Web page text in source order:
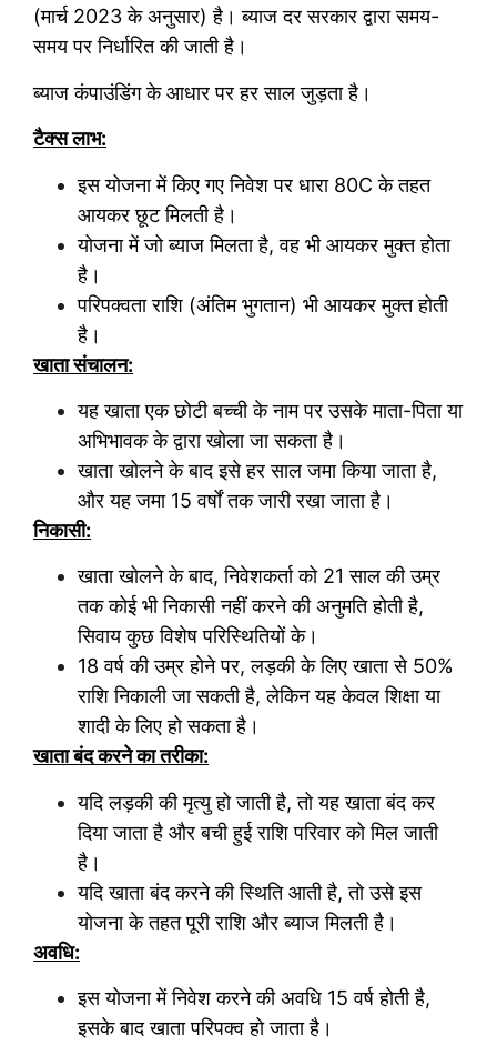
(मार्च 2023 के अनुसार) है। ब्याज दर सरकार द्वारा समय-
समय पर निर्धारित की जाती है।
ब्याज कंपाउंडिंग के आधार पर हर साल जुड़ता है।
टैक्स लाभ:
इस योजना में किए गए निवेश पर धारा 80C के तहत
आयकर छूट मिलती है।
योजना में जो ब्याज मिलता है, वह भी आयकर मुक्त होता
है।
परिपक्वता राशि (अंतिम भुगतान) भी आयकर मुक्त होती
है।
खाता संचालन:
यह खाता एक छोटी बच्ची के नाम पर उसके माता-पिता या
अभिभावक के द्वारा खोला जा सकता है।
खाता खोलने के बाद इसे हर साल जमा किया जाता है,
और यह जमा 15 वर्षों तक जारी रखा जाता है।
निकासी:
खाता खोलने के बाद, निवेशकर्ता को 21 साल की उम्र
तक कोई भी निकासी नहीं करने की अनुमति होती है,
सिवाय कुछ विशेष परिस्थितियों के।
18 वर्ष की उम्र होने पर, लड़की के लिए खाता से 50%
राशि निकाली जा सकती है, लेकिन यह केवल शिक्षा या
शादी के लिए हो सकता है।
खाता बंद करने का तरीका:
यदि लड़की की मृत्यु हो जाती है, तो यह खाता बंद कर
दिया जाता है और बची हुई राशि परिवार को मिल जाती
है।
यदि खाता बंद करने की स्थिति आती है, तो उसे इस
योजना के तहत पूरी राशि और ब्याज मिलती है।
अवधि:
इस योजना में निवेश करने की अवधि 15 वर्ष होती है,
इसके बाद खाता परिपक्व हो जाता है।